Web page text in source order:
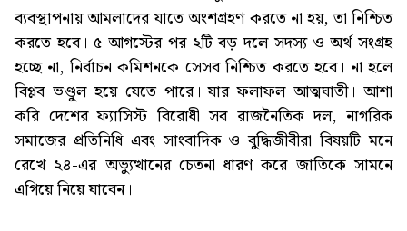
ব্যবস্থাপনায় আমলাদের যাতে অংশগ্রহণ করতে না হয়, তা নিশ্চিত
করতে হবে। ৫ আগস্টের পর ২টি বড় দলে সদস্য ও অর্থ সংগ্রহ
হচ্ছে না, নির্বাচন কমিশনকে সেসব নিশ্চিত করতে হবে। না হলে
বিপ্লব ভণ্ডুল হয়ে যেতে পারে। যার ফলাফল আত্মঘাতী। আশা
করি দেশের ফ্যাসিস্ট বিরোধী সব রাজনৈতিক দল, নাগরিক
সমাজের প্রতিনিধি এবং সাংবাদিক ও বুদ্ধিজীবীরা বিষয়টি মনে
রেখে ২৪-এর অভ্যুত্থানের চেতনা ধারণ করে জাতিকে সামনে
এগিয়ে নিয়ে যাবেন।